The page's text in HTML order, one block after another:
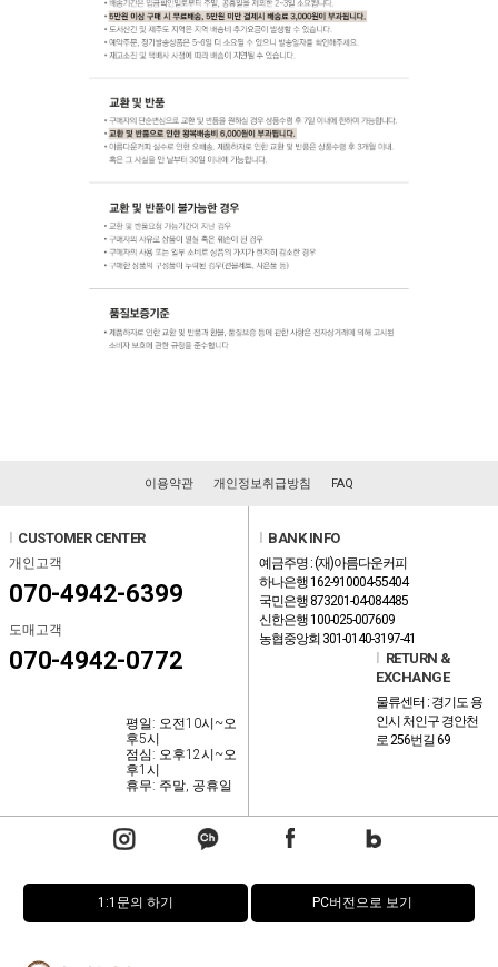
이용약관 개인정보취급방침 FAQ
CUSTOMER CENTER
개인고객
070-4942-6399
도매고객
070-4942-0772
평일: 오전10시~오
후5시
점심: 오후12시~오
후1시
휴무: 주말, 공휴일
BANK INFO
예금주명 : (재)아름다운커피
하나은행 162-910004-55404
국민은행 873201-04-084485
신한은행 100-025-007609
농협중앙회 301-0140-3197-41
RETURN &
EXCHANGE
물류센터 : 경기도 용
인시 처인구 경안천
로 256번길 69
1:1문의 하기 PC버전으로 보기